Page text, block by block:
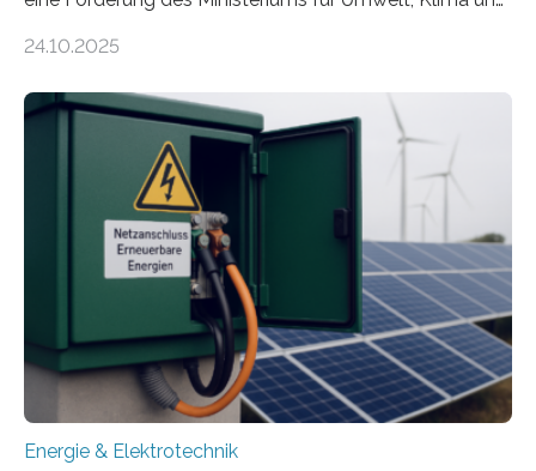
Forschungsprojekt „LAGER – Langzeitspeicherung in
Quartieren“ eingeworben. Ziel des Projekts ist die
Entwicklung, Erprobung und Demonstration von
Konzepten zur langfristigen Energiespeicherung in
sektorübergreifend vernetzten Energiesystemen. Das
Projekt startete am 15. Oktober 2025, hat eine Laufzeit
von drei Jahren und ein Gesamtvolumen von rund 2,9
Millionen Euro, wovon 2,6 Millionen Euro durch das
Ministerium für Umwelt, Klima und…
24.10.2025
Energie & Elektrotechnik